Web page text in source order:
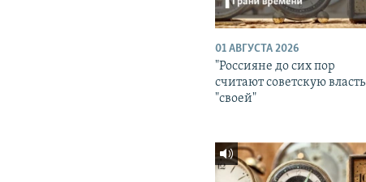
01 АВГУСТА 2026
"Россияне до сих пор
считают советскую власть
"своей"